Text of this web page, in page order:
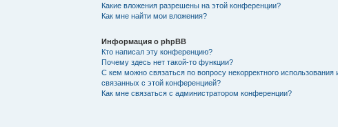
Какие вложения разрешены на этой конференции?
Как мне найти мои вложения?
Информация о phpBB
Кто написал эту конференцию?
Почему здесь нет такой-то функции?
С кем можно связаться по вопросу некорректного использования
связанных с этой конференцией?
Как мне связаться с администратором конференции?